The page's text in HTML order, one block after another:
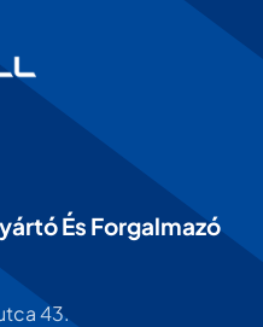
És Forgalmazó
43.